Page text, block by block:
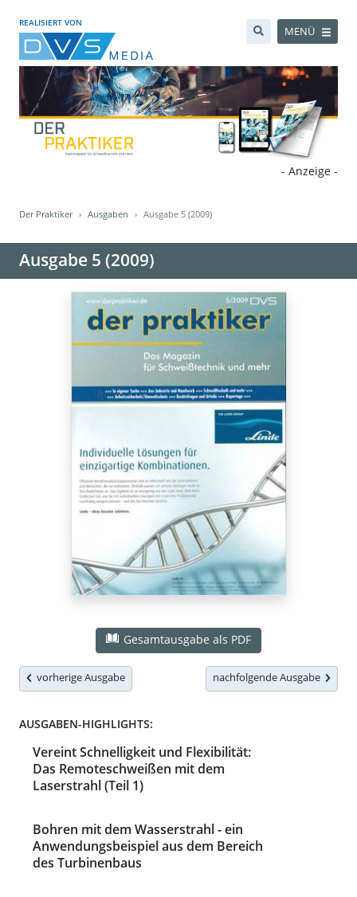
REALISIERT VON
MENÜ
- Anzeige -
Der Praktiker Ausgaben Ausgabe 5 (2009)
Ausgabe 5 (2009)
Gesamtausgabe als PDF
vorherige Ausgabe nachfolgende Ausgabe
AUSGABEN-HIGHLIGHTS:
Vereint Schnelligkeit und Flexibilität:
Das Remoteschweißen mit dem
Laserstrahl (Teil 1)
Bohren mit dem Wasserstrahl - ein
Anwendungsbeispiel aus dem Bereich
des Turbinenbaus